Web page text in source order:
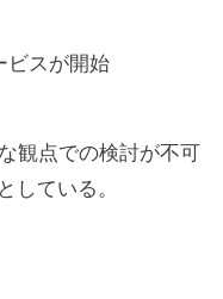
ビスが開始
観点での検討が不可
している。